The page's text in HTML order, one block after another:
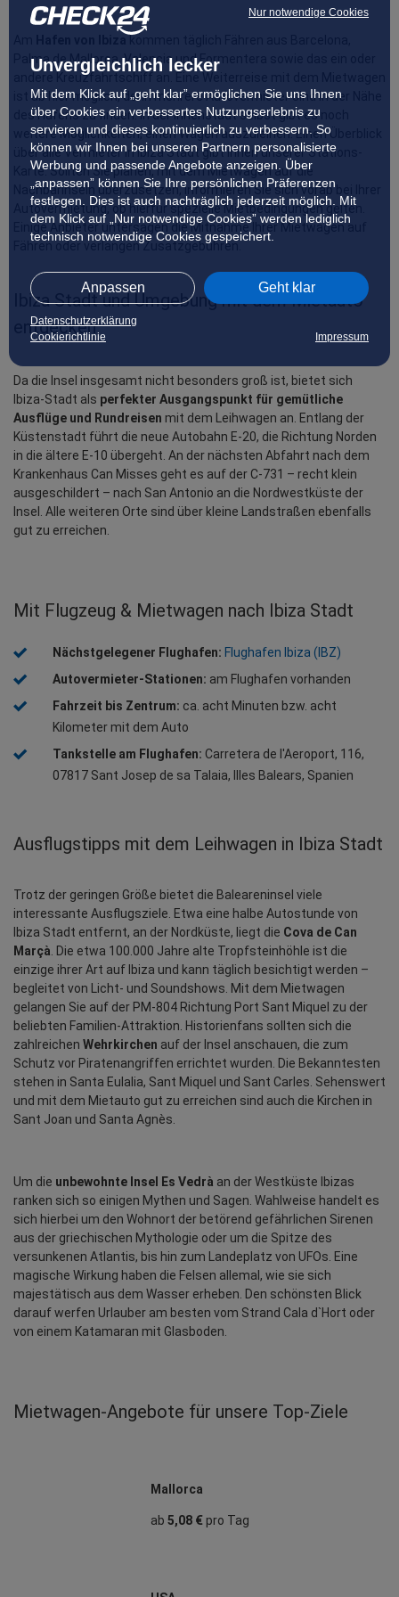
Nur notwendige Cookies
Unvergleichlich lecker
Mit dem Klick auf „geht klar” ermöglichen Sie uns Ihnen
über Cookies ein verbessertes Nutzungserlebnis zu
servieren und dieses kontinuierlich zu verbessern. So
können wir Ihnen bei unseren Partnern personalisierte
Werbung und passende Angebote anzeigen. Über
„anpassen” können Sie Ihre persönlichen Präferenzen
festlegen. Dies ist auch nachträglich jederzeit möglich. Mit
dem Klick auf „Nur notwendige Cookies” werden lediglich
technisch notwendige Cookies gespeichert.
Anpassen Geht klar
Datenschutzerklärung
Cookierichtlinie
Impressum
Palma de Mallorca, Valencia und Formentera sowie das ein oder
andere Kreuzfahrtschiff an. Eine Weiterreise mit dem Mietwagen
ist ab hier möglich, denn mehrere Autovermieter sind in der Nähe
des Hafens zu finden. In der Innenstadt selbst gibt es noch
weitere Möglichkeiten, einen Wagen auszuleihen. Einen Überblick
über alle Vermieter in Ibiza Stadt gibt Ihnen unserer Stations-
Karte. Sollten Sie planen, mit dem Mietwagen auf die
Nachbarinseln überzusetzen, informieren Sie sich vorab bei Ihrer
Autovermietung, ob hierfür spezielle Mietbedingungen gelten.
Einige Anbieter untersagen die Mitnahme Ihrer Mietwagen auf
Fähren oder verlangen Zusatzgebühren.
Ibiza Stadt und Umgebung mit dem Mietauto
entdecken
Da die Insel insgesamt nicht besonders groß ist, bietet sich
Ibiza-Stadt als perfekter Ausgangspunkt für gemütliche
Ausflüge und Rundreisen mit dem Leihwagen an. Entlang der
Küstenstadt führt die neue Autobahn E-20, die Richtung Norden
in die ältere E-10 übergeht. An der nächsten Abfahrt nach dem
Krankenhaus Can Misses geht es auf der C-731 – recht klein
ausgeschildert – nach San Antonio an die Nordwestküste der
Insel. Alle weiteren Orte sind über kleine Landstraßen ebenfalls
gut zu erreichen.
Mit Flugzeug & Mietwagen nach Ibiza Stadt
Nächstgelegener Flughafen: Flughafen Ibiza (IBZ)
Autovermieter-Stationen: am Flughafen vorhanden
Fahrzeit bis Zentrum: ca. acht Minuten bzw. acht
Kilometer mit dem Auto
Tankstelle am Flughafen: Carretera de l'Aeroport, 116,
07817 Sant Josep de sa Talaia, Illes Balears, Spanien
Ausflugstipps mit dem Leihwagen in Ibiza Stadt
Trotz der geringen Größe bietet die Baleareninsel viele
interessante Ausflugsziele. Etwa eine halbe Autostunde von
Ibiza Stadt entfernt, an der Nordküste, liegt die Cova de Can
Marçà . Die etwa 100.000 Jahre alte Tropfsteinhöhle ist die
einzige ihrer Art auf Ibiza und kann täglich besichtigt werden –
begleitet von Licht- und Soundshows. Mit dem Mietwagen
gelangen Sie auf der PM-804 Richtung Port Sant Miquel zu der
beliebten Familien-Attraktion. Historienfans sollten sich die
zahlreichen Wehrkirchen auf der Insel anschauen, die zum
Schutz vor Piratenangriffen errichtet wurden. Die Bekanntesten
stehen in Santa Eulalia, Sant Miquel und Sant Carles. Sehenswert
und mit dem Mietauto gut zu erreichen sind auch die Kirchen in
Sant Joan und Santa Agnès.
Um die unbewohnte Insel Es Vedrà an der Westküste Ibizas
ranken sich so einigen Mythen und Sagen. Wahlweise handelt es
sich hierbei um den Wohnort der betörend gefährlichen Sirenen
aus der griechischen Mythologie oder um die Spitze des
versunkenen Atlantis, bis hin zum Landeplatz von UFOs. Eine
magische Wirkung haben die Felsen allemal, wie sie sich
majestätisch aus dem Wasser erheben. Den schönsten Blick
darauf werfen Urlauber am besten vom Strand Cala d`Hort oder
von einem Katamaran mit Glasboden.
Mietwagen‑Angebote für unsere Top‑Ziele
Mallorca
ab 5,08 €pro Tag